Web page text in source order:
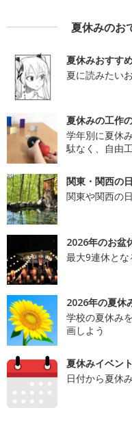
夏休みのお
夏休みおすす
夏に読みたい
夏休みの工作
学年別に夏休
駄なく、自由
関東・関西の
関東や関西の
2026年のお盆
最大9連休とな
2026年の夏休
学校の夏休み
画しよう
夏休みイベン
日付から夏休